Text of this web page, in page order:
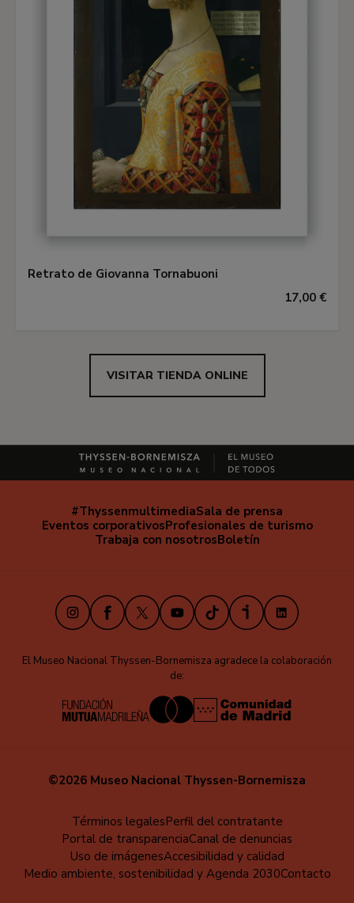
Retrato de Giovanna Tornabuoni
17,00 €
VISITAR TIENDA ONLINE
Navegación#ThyssenmultimediaSala de prensa
Eventos corporativosProfesionales de turismo
Trabaja con nosotrosBoletín
Instagram
Facebook
X YoutubeTikTokiVooxLinkedIn
El Museo Nacional Thyssen-Bornemisza agradece la colaboración
de:
©2026 Museo Nacional Thyssen-Bornemisza
pie
Términos legalesPerfil del contratante
Portal de transparenciaCanal de denuncias
Uso de imágenesAccesibilidad y calidad
Medio ambiente, sostenibilidad y Agenda 2030Contacto